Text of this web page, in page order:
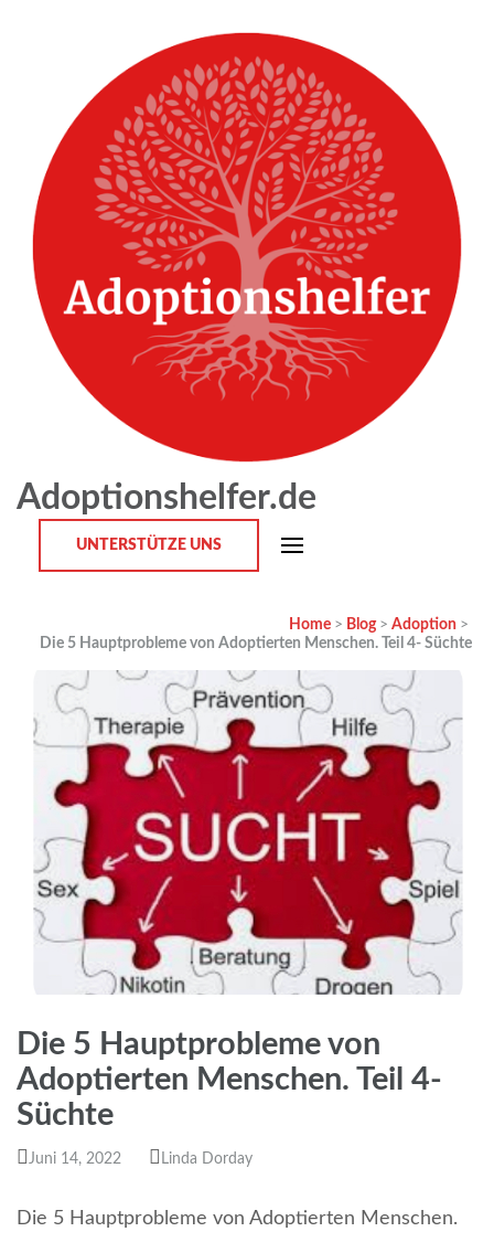
Adoptionshelfer.de
UNTERSTÜTZE UNS
Home > Blog > Adoption >
Die 5 Hauptprobleme von Adoptierten Menschen. Teil 4- Süchte
Die 5 Hauptprobleme von
Adoptierten Menschen. Teil 4-
Süchte
Juni 14, 2022 Linda Dorday
Die 5 Hauptprobleme von Adoptierten Menschen.